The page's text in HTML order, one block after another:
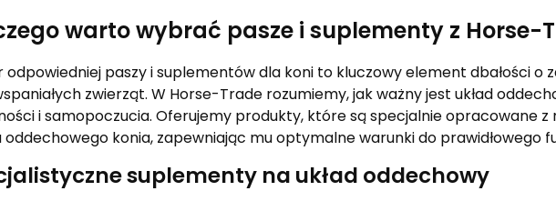
warto wybrać pasze i suplementy z Horse-
odpowiedniej paszy i suplementów dla koni to kluczowy element dbałości o
zwierząt. W Horse-Trade rozumiemy, jak ważny jest układ
i samopoczucia. Oferujemy produkty, które są specjalnie opracowane z
oddechowego konia, zapewniając mu optymalne warunki do prawidłowego
suplementy na układ oddechowy